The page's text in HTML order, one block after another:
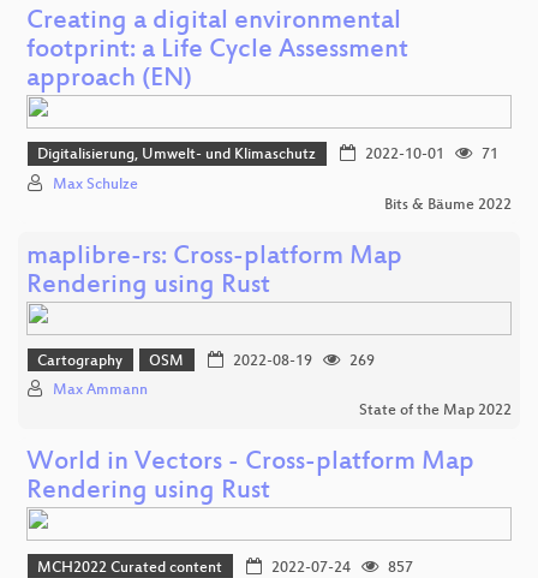
Creating a digital environmental
footprint: a Life Cycle Assessment
approach (EN)
Digitalisierung, Umwelt- und Klimaschutz 2022-10-01
71
Max Schulze
Bits & Bäume 2022
maplibre-rs: Cross-platform Map
Rendering using Rust
Cartography OSM 2022-08-19
269
Max Ammann
State of the Map 2022
World in Vectors - Cross-platform Map
Rendering using Rust
MCH2022 Curated content 2022-07-24
857